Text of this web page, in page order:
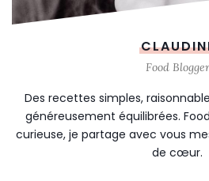
Food Blogger
Des recettes simples,
généreusement équilibrées.
curieuse, je partage avec vous
de cœur.